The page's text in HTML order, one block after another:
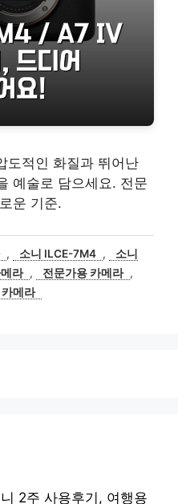
도적인 화질과 뛰어난
예술로 담으세요. 전문
운 기준.
, 소니 ILCE-7M4 ,
소니
라 , 전문가용 카메라 ,
메라
2주 사용후기, 여행용